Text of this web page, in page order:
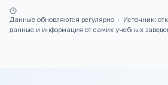
Данные обновляются регулярно ·
Источник:
данные и информация от самих учебных